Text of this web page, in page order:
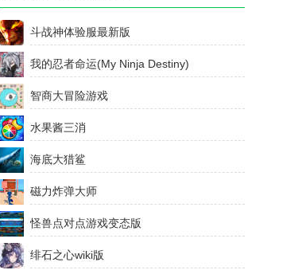
斗战神体验服最新版
我的忍者命运(My Ninja Destiny)
智商大冒险游戏
水果酱三消
海底大猎鲨
磁力炸弹大师
怪兽点对点游戏变态版
绯石之心wiki版